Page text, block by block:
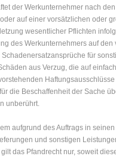
der Werkunternehmer nach
auf einer vorsätzlichen oder
wesentlicher Pflichten
des Werkunternehmers auf
für
aus Verzug, die auf
die Beschaffenheit der Sache
unberührt.
aufgrund des Auftrags in
und sonstigen
das Pfandrecht nur, soweit